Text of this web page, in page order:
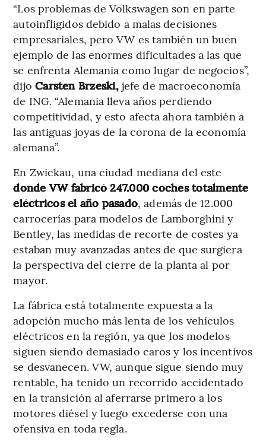
“Los problemas de Volkswagen son en parte
autoinfligidos debido a malas decisiones
empresariales, pero VW es también un buen
ejemplo de las enormes dificultades a las que
se enfrenta Alemania como lugar de negocios”,
dijo Carsten Brzeski,jefe de macroeconomía
de ING. “Alemania lleva años perdiendo
competitividad, y esto afecta ahora también a
las antiguas joyas de la corona de la economía
alemana”.
En Zwickau, una ciudad mediana del este
donde VW fabricó 247.000 coches totalmente
eléctricos el año pasado, además de 12.000
carrocerías para modelos de Lamborghini y
Bentley, las medidas de recorte de costes ya
estaban muy avanzadas antes de que surgiera
la perspectiva del cierre de la planta al por
mayor.
La fábrica está totalmente expuesta a la
adopción mucho más lenta de los vehículos
eléctricos en la región, ya que los modelos
siguen siendo demasiado caros y los incentivos
se desvanecen. VW, aunque sigue siendo muy
rentable, ha tenido un recorrido accidentado
en la transición al aferrarse primero a los
motores diésel y luego excederse con una
ofensiva en toda regla.